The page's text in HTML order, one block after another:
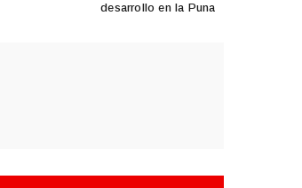
desarrollo en la Puna